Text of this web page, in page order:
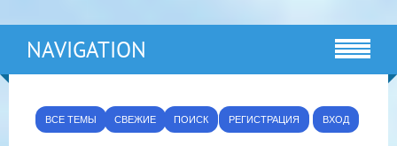
NAVIGATION
ВСЕ ТЕМЫ СВЕЖИЕ ПОИСК РЕГИСТРАЦИЯ ВХОД